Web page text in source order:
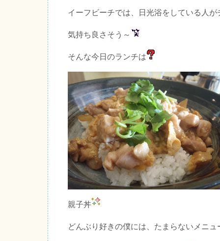
イーフビーチでは、日光浴をしている人が
気持ち良さそう～
そんな今日のランチは
親子丼
どんぶり好きの僕には、たまらないメニュ